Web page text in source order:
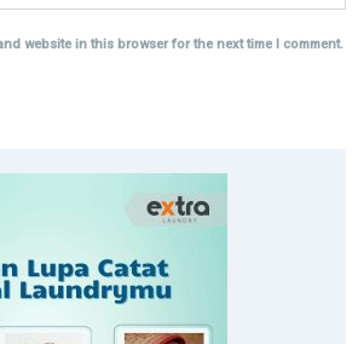
website in this browser for the next time I comment.